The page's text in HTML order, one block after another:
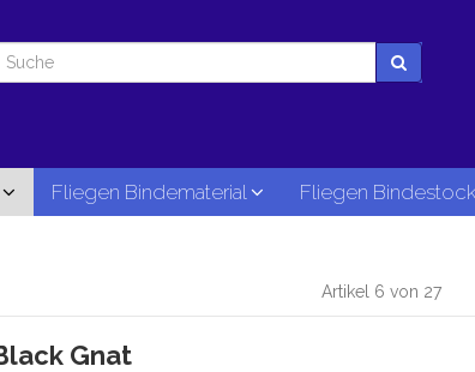
Fliegen Bindematerial Fliegen Bindestock
Artikel 6 von 27
Gnat